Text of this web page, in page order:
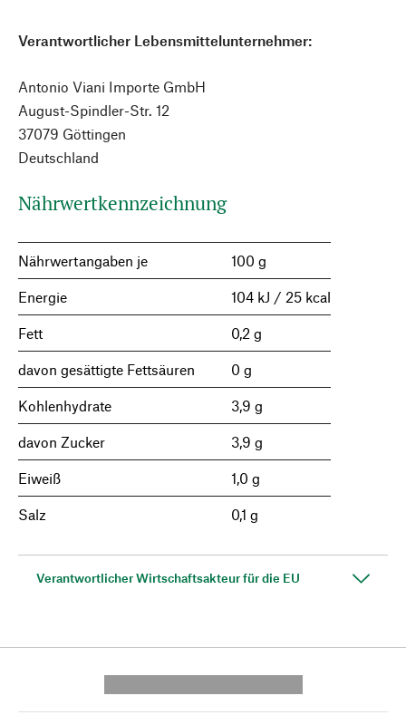
Verantwortlicher Lebensmittelunternehmer:
Antonio Viani Importe GmbH
August-Spindler-Str. 12
37079 Göttingen
Deutschland
Nährwertkennzeichnung
Nährwertangaben je 100 g
Energie 104 kJ / 25 kcal
Fett 0,2 g
davon gesättigte Fettsäuren 0 g
Kohlenhydrate 3,9 g
davon Zucker 3,9 g
Eiweiß 1,0 g
Salz 0,1 g
Verantwortlicher Wirtschaftsakteur für die EU